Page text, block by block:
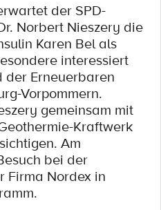
der SPD-
Norbert Nieszery die
Karen Bel als
interessiert
der Erneuerbaren
Vorpommern.
gemeinsam mit
Kraftwerk
Am
bei der
Firma Nordex in